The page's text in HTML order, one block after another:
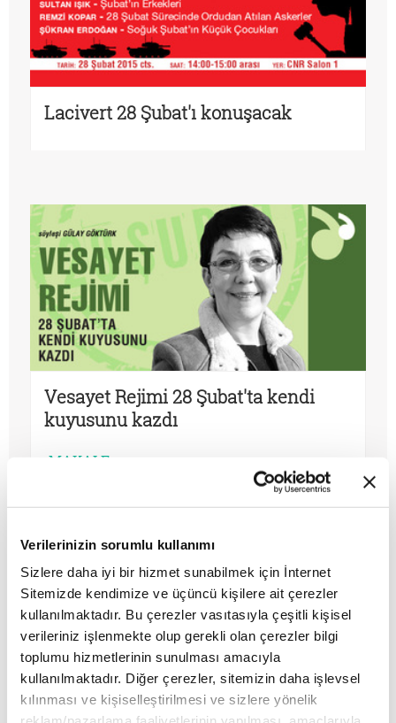
Verilerinizin sorumlu kullanımı
Sizlere daha iyi bir hizmet sunabilmek için İnternet
Sitemizde kendimize ve üçüncü kişilere ait çerezler
kullanılmaktadır. Bu çerezler vasıtasıyla çeşitli kişisel
verileriniz işlenmekte olup gerekli olan çerezler bilgi
toplumu hizmetlerinin sunulması amacıyla
kullanılmaktadır. Diğer çerezler, sitemizin daha işlevsel
kılınması ve kişiselleştirilmesi ve sizlere yönelik
Lacivert 28 Şubat'ı konuşacak
Vesayet Rejimi 28 Şubat'ta kendi
kuyusunu kazdı
MAKALE